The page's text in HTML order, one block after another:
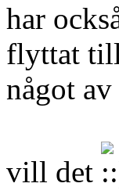
har
flyttat till
något
vill det